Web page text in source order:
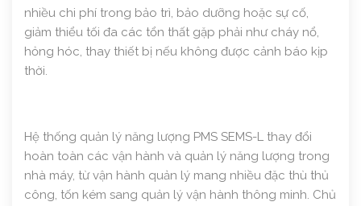
nhiều chi phí trong bảo trì, bảo dưỡng hoặc sự cố,
giảm thiểu tối đa các tổn thất gặp phải như cháy nổ,
hỏng hóc, thay thiết bị nếu không được cảnh báo kịp
thời.
Hệ thống quản lý năng lượng PMS SEMS-L thay đổi
hoàn toàn các vận hành và quản lý năng lượng trong
nhà máy, từ vận hành quản lý mang nhiều đặc thù thủ
công, tốn kém sang quản lý vận hành thông minh. Chủ